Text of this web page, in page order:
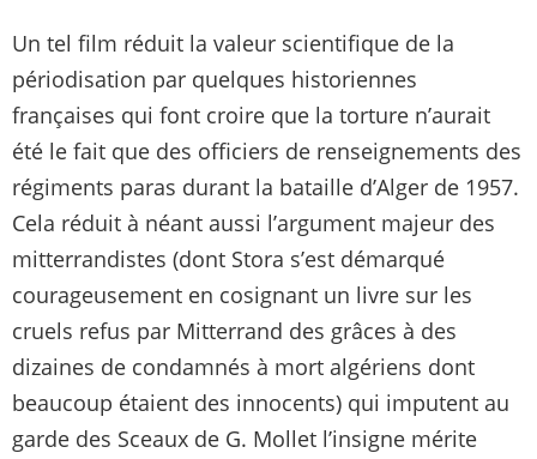
Un tel film réduit la valeur scientifique de la
périodisation par quelques historiennes
françaises qui font croire que la torture n’aurait
été le fait que des officiers de renseignements des
régiments paras durant la bataille d’Alger de 1957.
Cela réduit à néant aussi l’argument majeur des
mitterrandistes (dont Stora s’est démarqué
courageusement en cosignant un livre sur les
cruels refus par Mitterrand des grâces à des
dizaines de condamnés à mort algériens dont
beaucoup étaient des innocents) qui imputent au
garde des Sceaux de G. Mollet l’insigne mérite